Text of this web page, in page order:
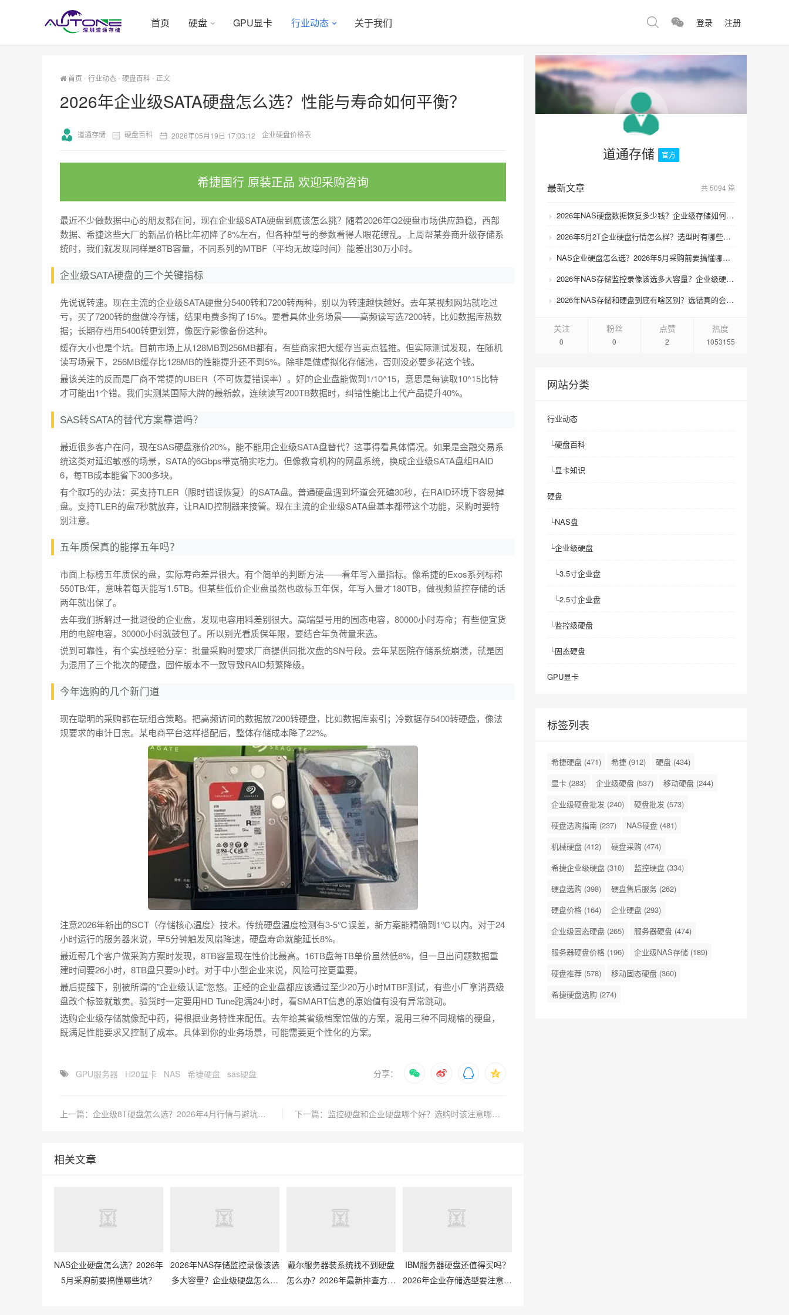
首页 硬盘 GPU显卡 行业动态 关于我们 登录 注册
首页 -行业动态-硬盘百科- 正文
2026年企业级SATA硬盘怎么选？性能与寿命如何平衡？
道通存储 硬盘百科 2026年05月19日 17:03:12 企业硬盘价格表
希捷国行 原装正品 欢迎采购咨询
最近不少做数据中心的朋友都在问，现在企业级SATA硬盘到底该怎么挑？随着2026年Q2硬盘市场供应趋稳，西部
数据、希捷这些大厂的新品价格比年初降了8%左右，但各种型号的参数看得人眼花缭乱。上周帮某券商升级存储系
统时，我们就发现同样是8TB容量，不同系列的MTBF（平均无故障时间）能差出30万小时。
企业级SATA硬盘的三个关键指标
先说说转速。现在主流的企业级SATA硬盘分5400转和7200转两种，别以为转速越快越好。去年某视频网站就吃过
亏，买了7200转的盘做冷存储，结果电费多掏了15%。要看具体业务场景——高频读写选7200转，比如数据库热数
据；长期存档用5400转更划算，像医疗影像备份这种。
缓存大小也是个坑。目前市场上从128MB到256MB都有，有些商家把大缓存当卖点猛推。但实际测试发现，在随机
读写场景下，256MB缓存比128MB的性能提升还不到5%。除非是做虚拟化存储池，否则没必要多花这个钱。
最该关注的反而是厂商不常提的UBER（不可恢复错误率）。好的企业盘能做到1/10^15，意思是每读取10^15比特
才可能出1个错。我们实测某国际大牌的最新款，连续读写200TB数据时，纠错性能比上代产品提升40%。
SAS转SATA的替代方案靠谱吗？
最近很多客户在问，现在SAS硬盘涨价20%，能不能用企业级SATA盘替代？这事得看具体情况。如果是金融交易系
统这类对延迟敏感的场景，SATA的6Gbps带宽确实吃力。但像教育机构的网盘系统，换成企业级SATA盘组RAID
6，每TB成本能省下300多块。
有个取巧的办法：买支持TLER（限时错误恢复）的SATA盘。普通硬盘遇到坏道会死磕30秒，在RAID环境下容易掉
盘。支持TLER的盘7秒就放弃，让RAID控制器来接管。现在主流的企业级SATA盘基本都带这个功能，采购时要特
别注意。
五年质保真的能撑五年吗？
市面上标榜五年质保的盘，实际寿命差异很大。有个简单的判断方法——看年写入量指标。像希捷的Exos系列标称
550TB/年，意味着每天能写1.5TB。但某些低价企业盘虽然也敢标五年保，年写入量才180TB，做视频监控存储的话
两年就出保了。
去年我们拆解过一批退役的企业盘，发现电容用料差别很大。高端型号用的固态电容，80000小时寿命；有些便宜货
用的电解电容，30000小时就鼓包了。所以别光看质保年限，要结合年负荷量来选。
说到可靠性，有个实战经验分享：批量采购时要求厂商提供同批次盘的SN号段。去年某医院存储系统崩溃，就是因
为混用了三个批次的硬盘，固件版本不一致导致RAID频繁降级。
今年选购的几个新门道
现在聪明的采购都在玩组合策略。把高频访问的数据放7200转硬盘，比如数据库索引；冷数据存5400转硬盘，像法
规要求的审计日志。某电商平台这样搭配后，整体存储成本降了22%。
注意2026年新出的SCT（存储核心温度）技术。传统硬盘温度检测有3-5℃误差，新方案能精确到1℃以内。对于24
小时运行的服务器来说，早5分钟触发风扇降速，硬盘寿命就能延长8%。
最近帮几个客户做采购方案时发现，8TB容量现在性价比最高。16TB盘每TB单价虽然低8%，但一旦出问题数据重
建时间要26小时，8TB盘只要9小时。对于中小型企业来说，风险可控更重要。
最后提醒下，别被所谓的"企业级认证"忽悠。正经的企业盘都应该通过至少20万小时MTBF测试，有些小厂拿消费级
盘改个标签就敢卖。验货时一定要用HD Tune跑满24小时，看SMART信息的原始值有没有异常跳动。
选购企业级存储就像配中药，得根据业务特性来配伍。去年给某省级档案馆做的方案，混用三种不同规格的硬盘，
既满足性能要求又控制了成本。具体到你的业务场景，可能需要更个性化的方案。
GPU服务器 H20显卡 NAS 希捷硬盘 sas硬盘 分享：
上一篇：企业级8T硬盘怎么选？2026年4月行情与避坑指南 下一篇：监控硬盘和企业硬盘哪个好？选购时该注意哪些核心参数？
相关文章
NAS企业硬盘怎么选？2026年
5月采购前要搞懂哪些坑？
2026年NAS存储监控录像该选
多大容量？企业级硬盘怎么搭
戴尔服务器装系统找不到硬盘
怎么办？2026年最新排查方法
IBM服务器硬盘还值得买吗？
2026年企业存储选型要注意什
道通存储 官方
最新文章 共 5094 篇
2026年NAS硬盘数据恢复多少钱？企业级存储如何避免数据丢失风险？
2026年5月2T企业硬盘行情怎么样？选型时有哪些避坑技巧？
NAS企业硬盘怎么选？2026年5月采购前要搞懂哪些坑？
2026年NAS存储监控录像该选多大容量？企业级硬盘怎么搭配才划算？
2026年NAS存储和硬盘到底有啥区别？选错真的会后悔吗？
关注
0
粉丝
0
点赞
2
热度
1053155
网站分类
行业动态
└硬盘百科
└显卡知识
硬盘
└NAS盘
└企业级硬盘
└3.5寸企业盘
└2.5寸企业盘
└监控级硬盘
└固态硬盘
GPU显卡
标签列表
希捷硬盘 (471) 希捷 (912) 硬盘 (434)
显卡 (283) 企业级硬盘 (537) 移动硬盘 (244)
企业级硬盘批发 (240) 硬盘批发 (573)
硬盘选购指南 (237) NAS硬盘 (481)
机械硬盘 (412) 硬盘采购 (474)
希捷企业级硬盘 (310) 监控硬盘 (334)
硬盘选购 (398) 硬盘售后服务 (262)
硬盘价格 (164) 企业硬盘 (293)
企业级固态硬盘 (265) 服务器硬盘 (474)
服务器硬盘价格 (196) 企业级NAS存储 (189)
硬盘推荐 (578) 移动固态硬盘 (360)
希捷硬盘选购 (274)